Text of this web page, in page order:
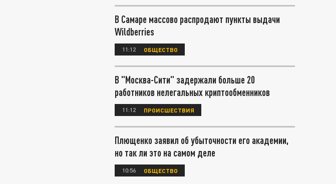
В Самаре массово распродают пункты выдачи
Wildberries
11:12 ОБЩЕСТВО
В "Москва-Сити" задержали больше 20
работников нелегальных криптообменников
11:12 ПРОИСШЕСТВИЯ
Плющенко заявил об убыточности его академии,
но так ли это на самом деле
10:56 ОБЩЕСТВО